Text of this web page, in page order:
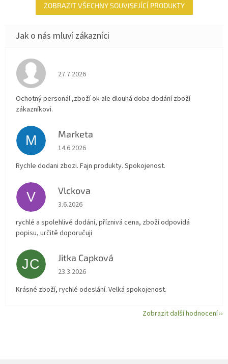
ZOBRAZIT VŠECHNY SOUVISEJÍCÍ PRODUKTY
Hodnocení obchodu je 4 z 5 hvězdiček.
27.7.2026
Ochotný personál ,zboží ok ale dlouhá doba dodání zboží
zákazníkovi.
M Marketa
Hodnocení obchodu je 5 z 5 hvězdiček.
14.6.2026
Rychle dodani zbozi. Fajn produkty. Spokojenost.
V Vlckova
Hodnocení obchodu je 5 z 5 hvězdiček.
3.6.2026
rychlé a spolehlivé dodání, příznivá cena, zboží odpovídá
popisu, určitě doporučuji
JC Jitka Capková
Hodnocení obchodu je 5 z 5 hvězdiček.
23.3.2026
Krásné zboží, rychlé odeslání. Velká spokojenost.
Zobrazit další hodnocení